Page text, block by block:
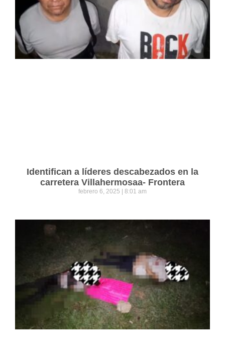
Identifican a líderes descabezados en la
carretera Villahermosaa- Frontera
febrero 6, 2025 8:01 am